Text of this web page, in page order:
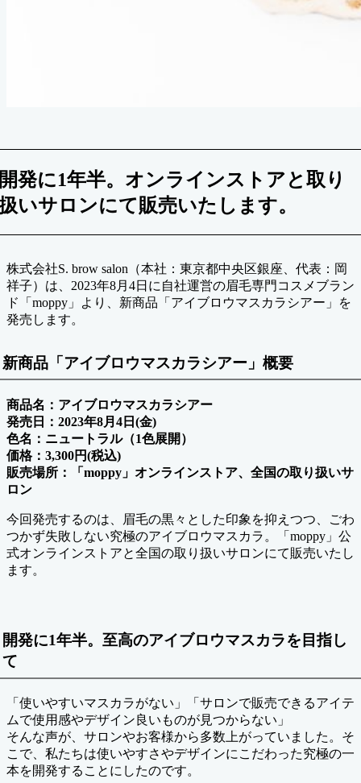
発に1年半。オンラインストアと取り
いサロンにて販売いたします。
株式会社S. brow salon（本社：東京都中央区銀座、代表：岡
祥子）は、2023年8月4日に自社運営の眉毛専門コスメブラン
ド「moppy」より、新商品「アイブロウマスカラシアー」を
発売します。
新商品「アイブロウマスカラシアー」概要
商品名：アイブロウマスカラシアー
発売日：2023年8月4日(金)
色名：ニュートラル（1色展開）
価格：3,300円(税込)
販売場所：「moppy」オンラインストア、全国の取り扱いサ
ロン
今回発売するのは、眉毛の黒々とした印象を抑えつつ、ごわ
つかず失敗しない究極のアイブロウマスカラ。「moppy」公
式オンラインストアと全国の取り扱いサロンにて販売いたし
ます。
開発に1年半。至高のアイブロウマスカラを目指し
て
「使いやすいマスカラがない」「サロンで販売できるアイテ
ムで使用感やデザイン良いものが見つからない」
そんな声が、サロンやお客様から多数上がっていました。そ
こで、私たちは使いやすさやデザインにこだわった究極の一
本を開発することにしたのです。